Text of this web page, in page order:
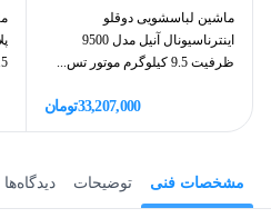
ماشین لباسشویی دوقلو
اینترناسیونال آنیل مدل 9500
ظرفیت 9.5 کیلوگرم موتور تس...
33,207,000تومان
9.5
مشخصات فنی توضیحات دیدگاه‌ها